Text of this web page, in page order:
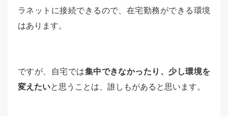
ラネットに接続できるので、在宅勤務ができる環境
はあります。
ですが、自宅では集中できなかったり、少し環境を
変えたいと思うことは、誰しもがあると思います。